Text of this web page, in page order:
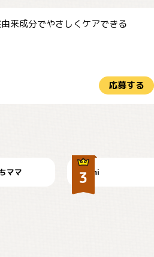
由来成分でやさしくケアできる
応募する
ママ mi